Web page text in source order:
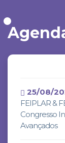
25/08/
FEIPLAR &
Congresso
Avançados